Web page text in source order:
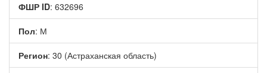
ФШР ID: 632696
Пол: М
Регион: 30 (Астраханская область)